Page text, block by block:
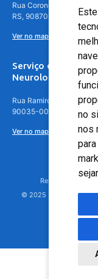
no
nos
Rua Coronel Aparício
RS, 90870-016
Ver no mapa
Serviço de
Neurologia
Rua Ramiro Barcelos,
90035-001
Ver no mapa
Responsável
© 2025 - Hospital